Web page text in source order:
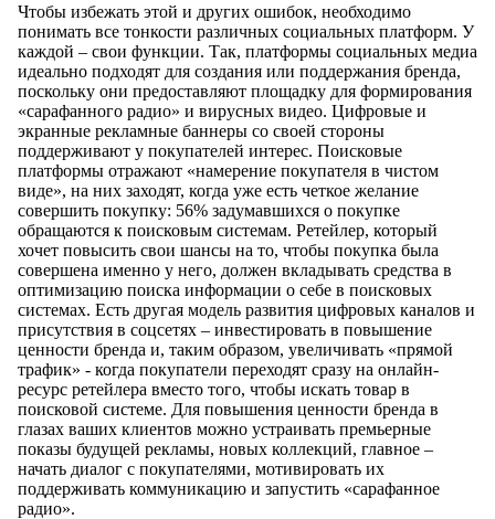
Чтобы избежать этой и других ошибок, необходимо
понимать все тонкости различных социальных платформ. У
каждой – свои функции. Так, платформы социальных медиа
идеально подходят для создания или поддержания бренда,
поскольку они предоставляют площадку для формирования
«сарафанного радио» и вирусных видео. Цифровые и
экранные рекламные баннеры со своей стороны
поддерживают у покупателей интерес. Поисковые
платформы отражают «намерение покупателя в чистом
виде», на них заходят, когда уже есть четкое желание
совершить покупку: 56% задумавшихся о покупке
обращаются к поисковым системам. Ретейлер, который
хочет повысить свои шансы на то, чтобы покупка была
совершена именно у него, должен вкладывать средства в
оптимизацию поиска информации о себе в поисковых
системах. Есть другая модель развития цифровых каналов и
присутствия в соцсетях – инвестировать в повышение
ценности бренда и, таким образом, увеличивать «прямой
трафик» - когда покупатели переходят сразу на онлайн-
ресурс ретейлера вместо того, чтобы искать товар в
поисковой системе. Для повышения ценности бренда в
глазах ваших клиентов можно устраивать премьерные
показы будущей рекламы, новых коллекций, главное –
начать диалог с покупателями, мотивировать их
поддерживать коммуникацию и запустить «сарафанное
радио».